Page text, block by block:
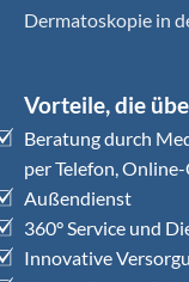
Dermatoskopie in
Vorteile, die
Beratung durch
per Telefon,
Außendienst
360° Service und
Innovative